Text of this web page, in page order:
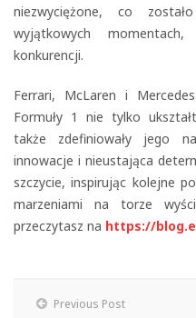
niezwyciężone, co
wyjątkowych
konkurencji.
Ferrari, McLaren i
Formuły 1 nie tylko
także zdefiniowały jego
innowacje i nieustająca
szczycie, inspirując kolejne
marzeniami na torze
przeczytasz na https://
Previous Post